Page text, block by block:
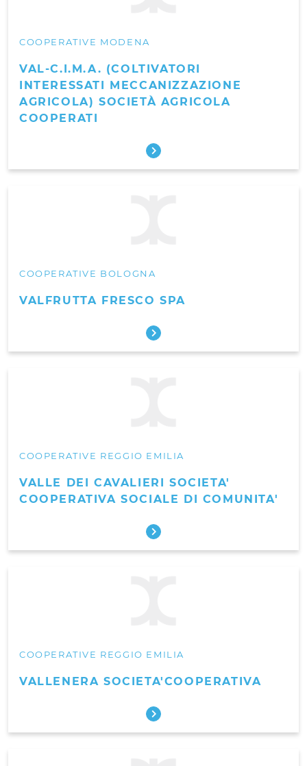
COOPERATIVE MODENA
VAL-C.I.M.A. (COLTIVATORI
INTERESSATI MECCANIZZAZIONE
AGRICOLA) SOCIETÀ AGRICOLA
COOPERATI
COOPERATIVE BOLOGNA
VALFRUTTA FRESCO SPA
COOPERATIVE REGGIO EMILIA
VALLE DEI CAVALIERI SOCIETA'
COOPERATIVA SOCIALE DI COMUNITA'
COOPERATIVE REGGIO EMILIA
VALLENERA SOCIETA'COOPERATIVA